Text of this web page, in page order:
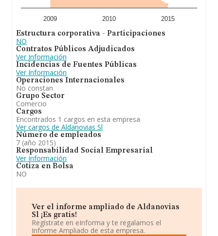
2009 2010 2015
Estructura corporativa - Participaciones
NO
Contratos Públicos Adjudicados
Ver Información
Incidencias de Fuentes Públicas
Ver Información
Operaciones Internacionales
No constan
Grupo Sector
Comercio
Cargos
Encontrados 1 cargos en esta empresa
Ver cargos de Aldanovias Sl
Número de empleados
7 (año 2015)
Responsabilidad Social Empresarial
Ver Información
Cotiza en Bolsa
NO
Ver el informe ampliado de Aldanovias
Sl ¡Es gratis!
Regístrate en eInforma y te regalamos el
Informe Ampliado de esta empresa.